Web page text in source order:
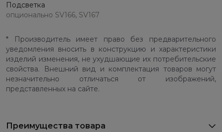
Подсветка
опционально SV166, SV167
* Производитель имеет право без предварительного
уведомления вносить в конструкцию и характеристики
изделий изменения, не ухудшающие их потребительские
свойства. Внешний вид и комплектация товаров могут
незначительно отличаться от изображений,
представленных на сайте.
Преимущества товара